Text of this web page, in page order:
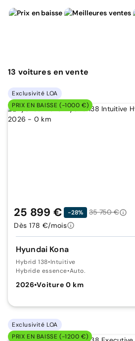
13 voitures en vente
Exclusivité LOA
PRIX EN BAISSE (-1000 €)
Hyundai Kona
Hybrid 138•Intuitive
Hybride essence•Auto.
2026•Voiture 0 km
25 899 € -28%
35 750 €
Dès 178 €/mois
Exclusivité LOA
PRIX EN BAISSE (-1200 €)